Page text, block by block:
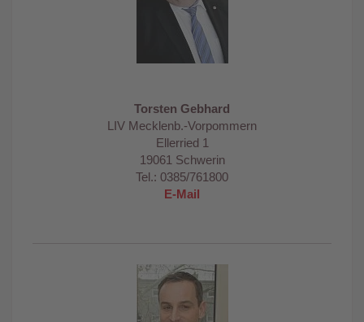
Torsten Gebhard
LIV Mecklenb.-Vorpommern
Ellerried 1
19061 Schwerin
Tel.: 0385/761800
E-Mail